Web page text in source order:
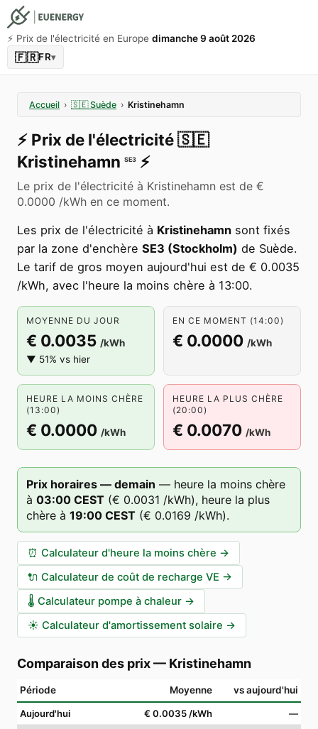
⚡️ Prix de l'électricité en Europe dimanche 9 août 2026
🇫🇷FR▾
Accueil › 🇸🇪 Suède › Kristinehamn
⚡️ Prix de l'électricité🇸🇪
Kristinehamn SE3 ⚡️
Le prix de l'électricité à Kristinehamn est de €
0.0000 /kWh en ce moment.
Les prix de l'électricité à Kristinehamn sont fixés
par la zone d'enchère SE3 (Stockholm) de Suède.
Le tarif de gros moyen aujourd'hui est de € 0.0035
/kWh, avec l'heure la moins chère à 13:00.
MOYENNE DU JOUR
€ 0.0035 /kWh
▼ 51% vs hier
EN CE MOMENT (14:00)
€ 0.0000 /kWh
HEURE LA MOINS CHÈRE
(13:00)
€ 0.0000 /kWh
HEURE LA PLUS CHÈRE
(20:00)
€ 0.0070 /kWh
Prix horaires — demain — heure la moins chère
à 03:00 CEST (€ 0.0031 /kWh), heure la plus
chère à 19:00 CEST (€ 0.0169 /kWh).
⏰ Calculateur d'heure la moins chère →
🔌 Calculateur de coût de recharge VE →
🌡️ Calculateur pompe à chaleur →
☀️ Calculateur d'amortissement solaire →
Comparaison des prix— Kristinehamn
Période Moyenne vs aujourd'hui
Aujourd'hui € 0.0035 /kWh
—